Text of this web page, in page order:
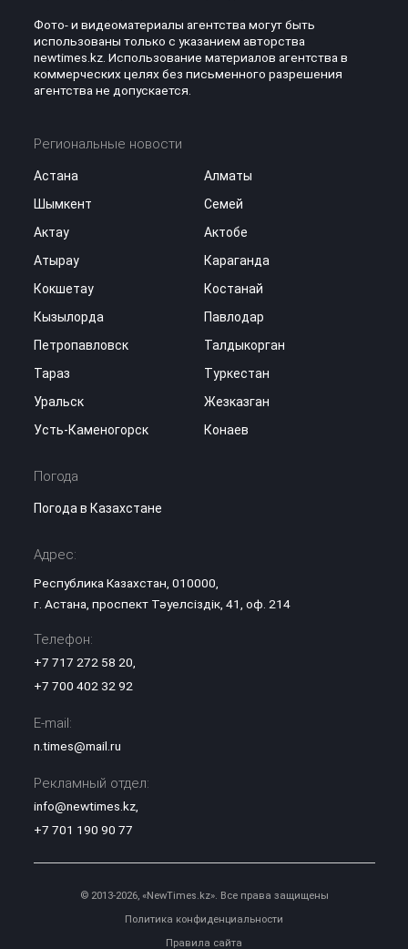
Фото- и видеоматериалы агентства могут быть
использованы только с указанием авторства
newtimes.kz. Использование материалов агентства в
коммерческих целях без письменного разрешения
агентства не допускается.
Региональные новости
Астана
Алматы
Шымкент
Семей
Актау
Актобе
Атырау
Караганда
Кокшетау
Костанай
Кызылорда
Павлодар
Петропавловск
Талдыкорган
Тараз
Туркестан
Уральск
Жезказган
Усть-Каменогорск
Конаев
Погода
Погода в Казахстане
Адрес:
Республика Казахстан, 010000,
г. Астана, проспект Тәуелсіздік, 41, оф. 214
Телефон:
+7 717 272 58 20
+7 700 402 32 92
E-mail:
n.times@mail.ru
Рекламный отдел:
info@newtimes.kz,
+7 701 190 90 77
© 2013-2026, «NewTimes.kz». Все права защищены
Политика конфиденциальности
Правила сайта